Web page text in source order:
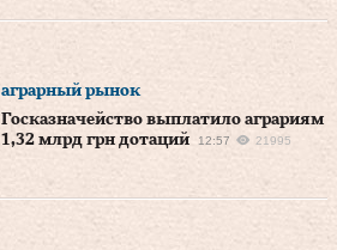
аграрный рынок
Госказначейство выплатило аграриям
1,32 млрд грн дотаций
12:57 21995